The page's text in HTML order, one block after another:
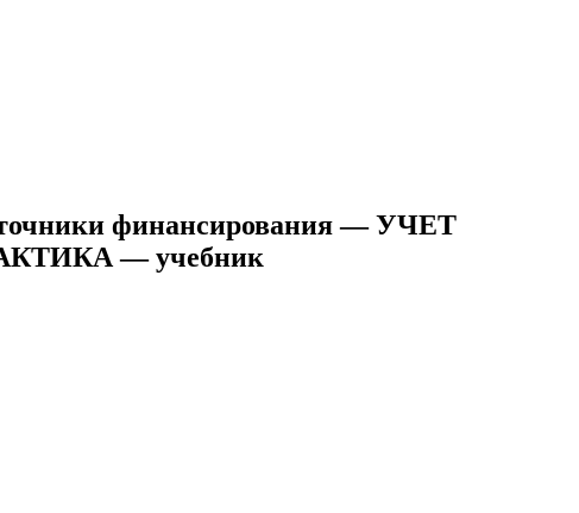
финансирования — УЧЕТ
— учебник